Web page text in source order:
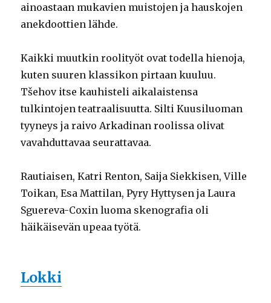
ainoastaan mukavien muistojen ja hauskojen
anekdoottien lähde.
Kaikki muutkin roolityöt ovat todella hienoja,
kuten suuren klassikon pirtaan kuuluu.
Tšehov itse kauhisteli aikalaistensa
tulkintojen teatraalisuutta. Silti Kuusiluoman
tyyneys ja raivo Arkadinan roolissa olivat
vavahduttavaa seurattavaa.
Rautiaisen, Katri Renton, Saija Siekkisen, Ville
Toikan, Esa Mattilan, Pyry Hyttysen ja Laura
Sguereva-Coxin luoma skenografia oli
häikäisevän upeaa työtä.
Lokki